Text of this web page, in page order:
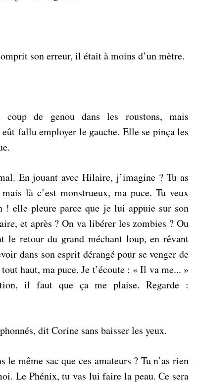
son erreur, il était à moins d’un mètre.
de genou dans les roustons, mais
fallu employer le gauche. Elle se pinça les
En jouant avec Hilaire, j’imagine ? Tu as
là c’est monstrueux, ma puce. Tu veux
elle pleure parce que je lui appuie sur son
et après ? On va libérer les zombies ? Ou
le retour du grand méchant loup, en rêvant
dans son esprit dérangé pour se venger de
haut, ma puce. Je t’écoute : « Il va me... »
il faut que ça me plaise. Regarde :
dit Corine sans baisser les yeux.
le même sac que ces amateurs ? Tu n’as rien
Le Phénix, tu vas lui faire la peau. Ce sera